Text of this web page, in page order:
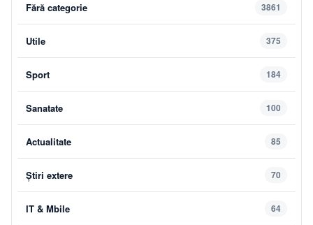
Fără categorie 3861
Utile 375
Sport 184
Sanatate 100
Actualitate 85
Știri extere 70
IT & Mbile 64